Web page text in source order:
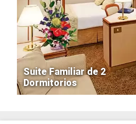
Suite Familiar de 2
Dormitorios